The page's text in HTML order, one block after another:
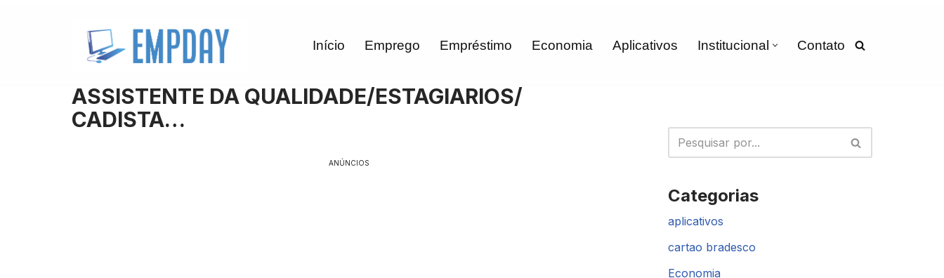
Início Emprego Empréstimo Economia Aplicativos Institucional Contato
ASSISTENTE DA QUALIDADE/ESTAGIARIOS/
CADISTA…
ANÚNCIOS
Categorias
aplicativos
cartao bradesco
Economia